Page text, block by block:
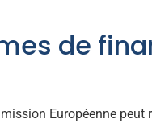
de
Européenne